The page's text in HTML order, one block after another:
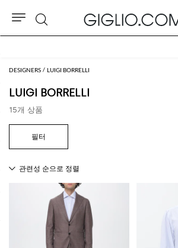
DESIGNERS LUIGI BORRELLI
LUIGI BORRELLI
15개 상품
검